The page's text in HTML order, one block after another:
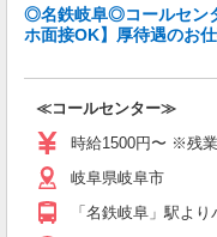
◎名鉄岐阜◎コールセン
ホ面接OK】厚待遇のお仕
≪コールセンター≫
時給1500円〜 ※残
岐阜県岐阜市
「名鉄岐阜」駅よ